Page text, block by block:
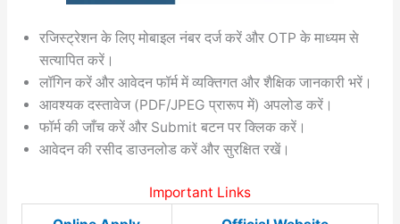
रजिस्ट्रेशन के लिए मोबाइल नंबर दर्ज करें और OTP के माध्यम से
सत्यापित करें।
लॉगिन करें और आवेदन फॉर्म में व्यक्तिगत और शैक्षिक जानकारी भरें।
आवश्यक दस्तावेज (PDF/JPEG प्रारूप में) अपलोड करें।
फॉर्म की जाँच करें और Submit बटन पर क्लिक करें।
आवेदन की रसीद डाउनलोड करें और सुरक्षित रखें।
Important Links